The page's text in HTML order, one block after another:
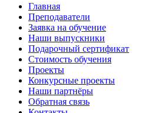
Главная
Преподаватели
Заявка на обучение
Наши выпускники
Подарочный сертификат
Стоимость обучения
Проекты
Конкурсные проекты
Наши партнёры
Обратная связь